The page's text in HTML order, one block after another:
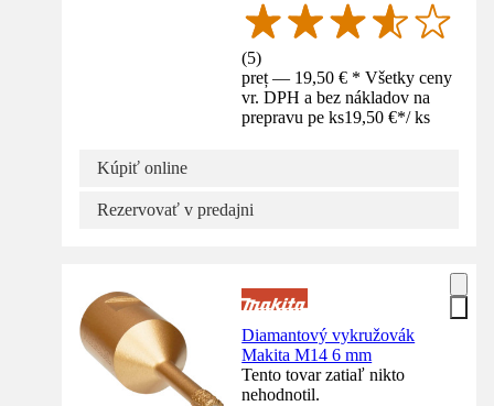
(5)
preț — 19,50 € * Všetky ceny
vr. DPH a bez nákladov na
prepravu pe ks19,50 €*/ ks
Kúpiť online
Rezervovať v predajni
Diamantový vykružovák
Makita M14 6 mm
Tento tovar zatiaľ nikto
nehodnotil.